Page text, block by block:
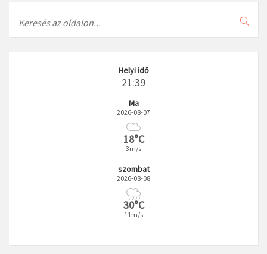
Helyi idő
21:39
Ma
2026-08-07
18°C
3m/s
szombat
2026-08-08
30°C
11m/s